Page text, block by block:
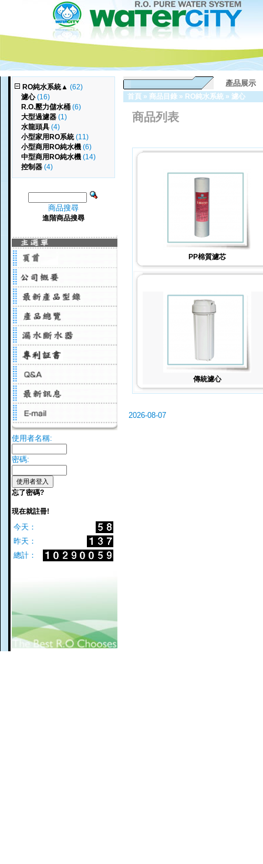
RO純水系統▲ (62)
濾心(16)
R.O.壓力儲水桶 (6)
大型過濾器 (1)
水龍頭具 (4)
小型家用RO系統(11)
小型商用RO純水機 (6)
中型商用RO純水機 (14)
控制器 (4)
商品搜尋
進階商品搜尋
使用者名稱:
密碼:
忘了密碼?
現在就註冊!
今天：
昨天：
總計：
產品展示
首頁 » 商品目錄 » RO純水系統 » 濾心
商品列表
PP棉質濾芯
傳統濾心
2026-08-07